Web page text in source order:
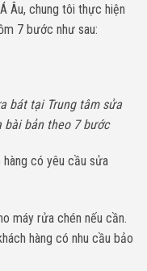
Âu, chung tôi thực hiện
7 bước như sau:
bát tại Trung tâm sửa
bài bản theo 7 bước
có yêu cầu sửa
máy rửa chén nếu cần.
hàng có nhu cầu bảo